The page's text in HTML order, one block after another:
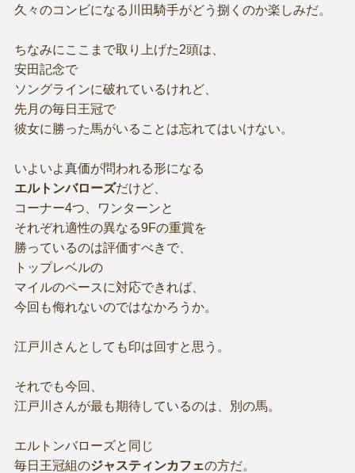
久々のコンビになる川田騎手がどう捌くのか楽しみだ。
ちなみにここまで取り上げた2頭は、
安田記念で
ソングラインに破れているけれど、
先月の毎日王冠で
彼女に勝った馬がいることは忘れてはいけない。
いよいよ真価が問われる形になる
エルトンバローズだけど、
コーナー4つ、ワンターンと
それぞれ適性の異なる9Fの重賞を
勝っているのは評価すべきで、
トップレベルの
マイルのペースに対応できれば、
今回も侮れないのではなかろうか。
江戸川さんとしても印は回すと思う。
それでも今回、
江戸川さんが最も期待しているのは、別の馬。
エルトンバローズと同じ
毎日王冠組のジャスティンカフェの方だ。